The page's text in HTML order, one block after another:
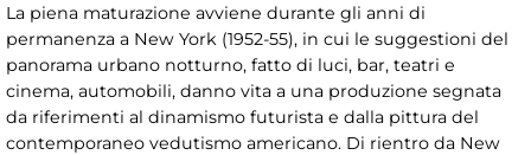
La piena maturazione avviene durante gli anni di
permanenza a New York (1952-55), in cui le suggestioni del
panorama urbano notturno, fatto di luci, bar, teatri e
cinema, automobili, danno vita a una produzione segnata
da riferimenti al dinamismo futurista e dalla pittura del
contemporaneo vedutismo americano. Di rientro da New